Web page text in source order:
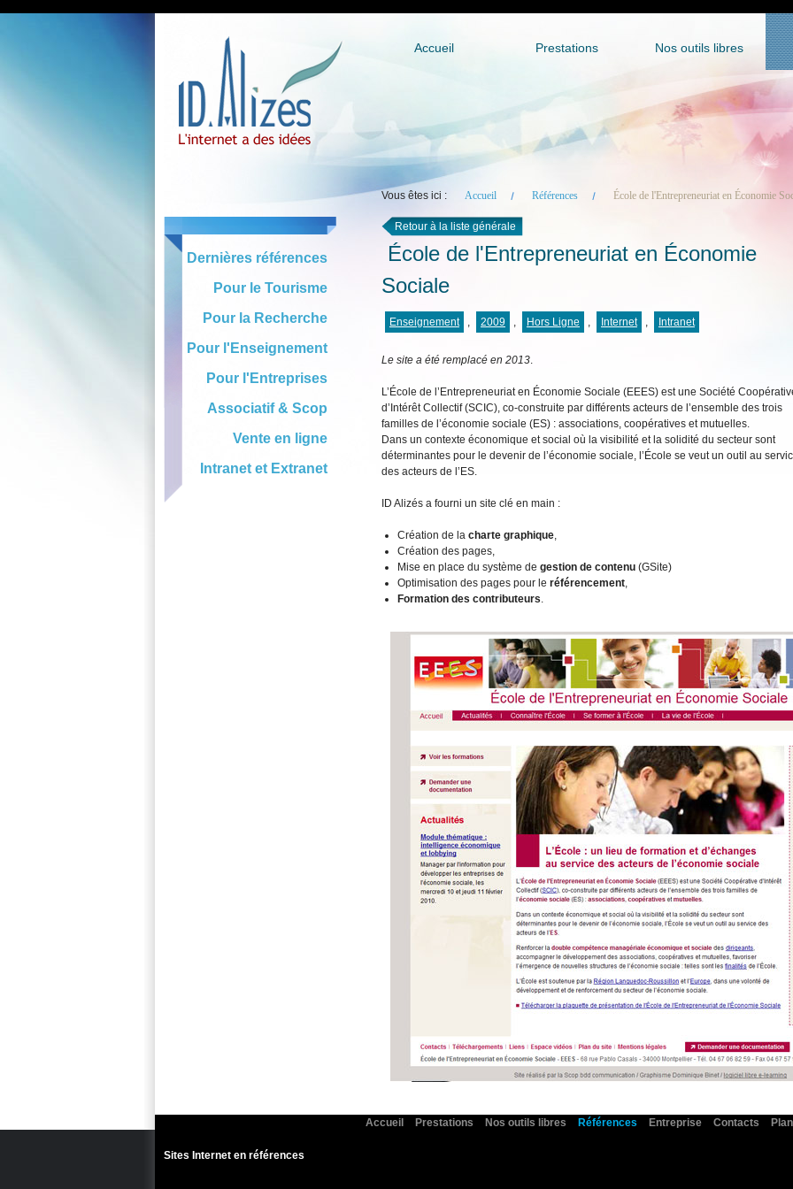
Accueil Prestations Nos outils libres
Vous êtes ici : Accueil Références École de l'Entrepreneuriat en Économie
Dernières références
Pour le Tourisme
Pour la Recherche
Pour l'Enseignement
Pour l'Entreprises
Associatif & Scop
Vente en ligne
Intranet et Extranet
Retour à la liste générale
École de l'Entrepreneuriat en Économie
Sociale
Enseignement , 2009 , Hors Ligne , Internet , Intranet
Le site a été remplacé en 2013.
L’École de l’Entrepreneuriat en Économie Sociale (EEES) est une Société
d’Intérêt Collectif (SCIC), co-construite par différents acteurs de l’ensemble des trois
familles de l’économie sociale (ES) : associations, coopératives et mutuelles.
Dans un contexte économique et social où la visibilité et la solidité du secteur sont
déterminantes pour le devenir de l’économie sociale, l’École se veut un outil au
des acteurs de l’ES.
ID Alizés a fourni un site clé en main :
Création de la charte graphique,
Création des pages,
Mise en place du système de gestion de contenu (GSite)
Optimisation des pages pour le référencement,
Formation des contributeurs.
Contacts
Accueil Prestations Nos outils libres Références Entreprise
Sites Internet en références